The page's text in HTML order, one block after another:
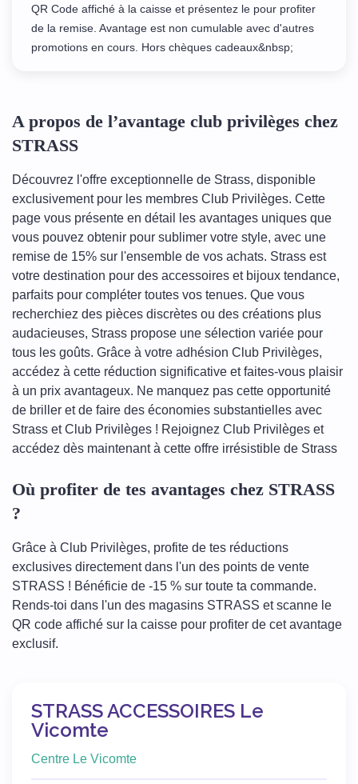
QR Code affiché à la caisse et présentez le pour profiter
de la remise. Avantage est non cumulable avec d'autres
promotions en cours. Hors chèques cadeaux&nbsp;
A propos de l’avantage club privilèges chez
STRASS
Découvrez l'offre exceptionnelle de Strass, disponible
exclusivement pour les membres Club Privilèges. Cette
page vous présente en détail les avantages uniques que
vous pouvez obtenir pour sublimer votre style, avec une
remise de 15% sur l'ensemble de vos achats. Strass est
votre destination pour des accessoires et bijoux tendance,
parfaits pour compléter toutes vos tenues. Que vous
recherchiez des pièces discrètes ou des créations plus
audacieuses, Strass propose une sélection variée pour
tous les goûts. Grâce à votre adhésion Club Privilèges,
accédez à cette réduction significative et faites-vous plaisir
à un prix avantageux. Ne manquez pas cette opportunité
de briller et de faire des économies substantielles avec
Strass et Club Privilèges ! Rejoignez Club Privilèges et
accédez dès maintenant à cette offre irrésistible de Strass
Où profiter de tes avantages chez STRASS
?
Grâce à Club Privilèges, profite de tes réductions
exclusives directement dans l'un des points de vente
STRASS ! Bénéficie de -15 % sur toute ta commande.
Rends-toi dans l'un des magasins STRASS et scanne le
QR code affiché sur la caisse pour profiter de cet avantage
exclusif.
STRASS ACCESSOIRES Le
Vicomte
Centre Le Vicomte